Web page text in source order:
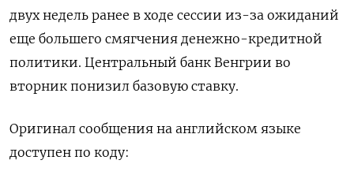
двух недель ранее в ходе сессии из-за ожиданий
еще большего смягчения денежно-кредитной
политики. Центральный банк Венгрии во
вторник понизил базовую ставку.
Оригинал сообщения на английском языке
доступен по коду: